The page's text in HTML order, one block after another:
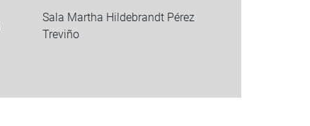
Sala Martha Hildebrandt Pérez
Treviño